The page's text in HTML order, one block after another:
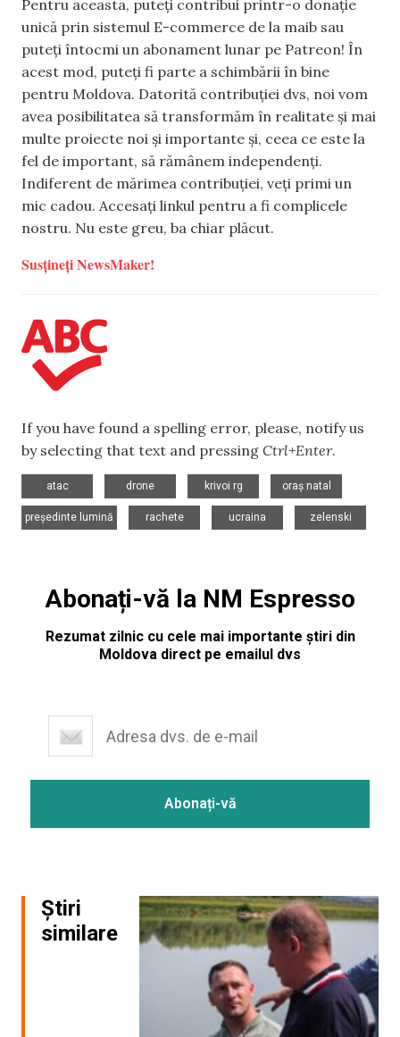
Pentru aceasta, puteți contribui printr-o donație
unică prin sistemul E-commerce de la maib sau
puteți întocmi un abonament lunar pe Patreon! În
acest mod, puteți fi parte a schimbării în bine
pentru Moldova. Datorită contribuției dvs, noi vom
avea posibilitatea să transformăm în realitate și mai
multe proiecte noi și importante și, ceea ce este la
fel de important, să rămânem independenți.
Indiferent de mărimea contribuției, veți primi un
mic cadou. Accesați linkul pentru a fi complicele
nostru. Nu este greu, ba chiar plăcut.
Susțineți NewsMaker!
If you have found a spelling error, please, notify us
by selecting that text and pressing Ctrl+Enter.
atac
drone
krivoi rg
oraș natal
președinte lumină
rachete
ucraina
zelenski
Abonați-vă la NM Espresso
Rezumat zilnic cu cele mai importante știri din
Moldova direct pe emailul dvs
Știri
similare